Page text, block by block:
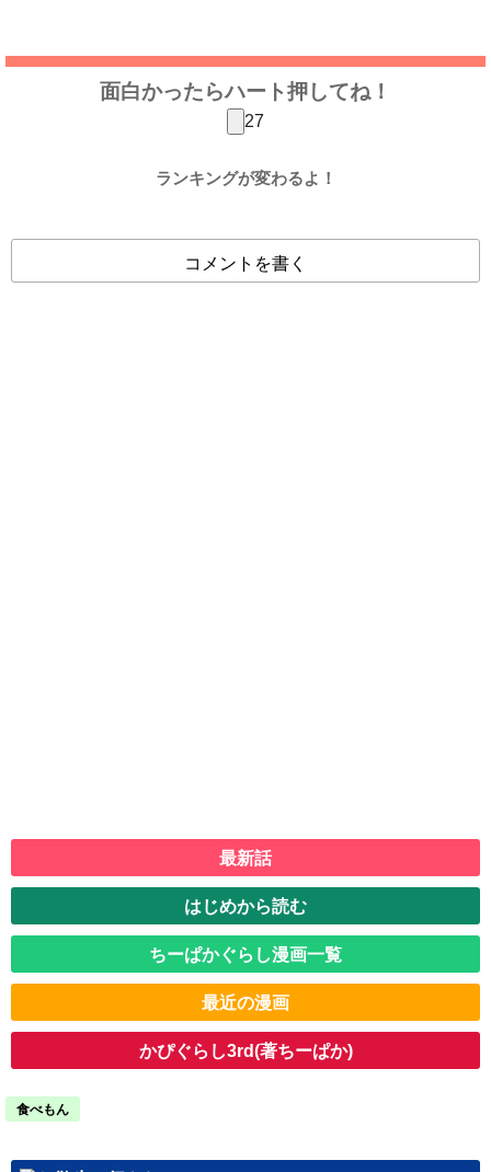
面白かったらハート押してね！
27
ランキングが変わるよ！
コメントを書く
最新話
はじめから読む
ちーぱかぐらし漫画一覧
最近の漫画
かぴぐらし3rd(著ちーぱか)
食べもん